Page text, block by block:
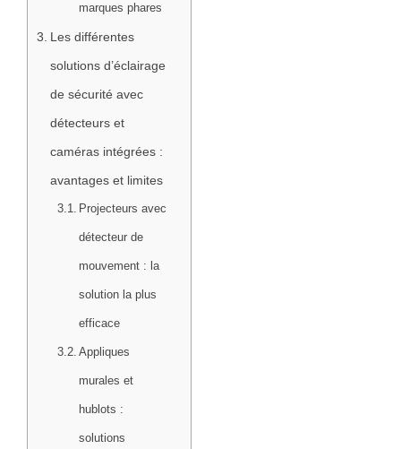
marques phares
Les différentes
solutions d’éclairage
de sécurité avec
détecteurs et
caméras intégrées :
avantages et limites
Projecteurs avec
détecteur de
mouvement : la
solution la plus
efficace
Appliques
murales et
hublots :
solutions